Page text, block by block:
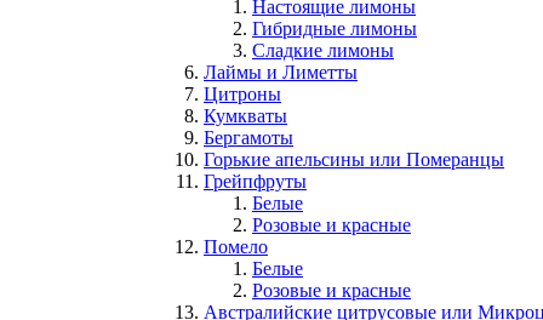
Настоящие лимоны
Гибридные лимоны
Сладкие лимоны
Лаймы и Лиметты
Цитроны
Кумкваты
Бергамоты
Горькие апельсины или Померанцы
Грейпфруты
Белые
Розовые и красные
Помело
Белые
Розовые и красные
Австралийские цитрусовые или